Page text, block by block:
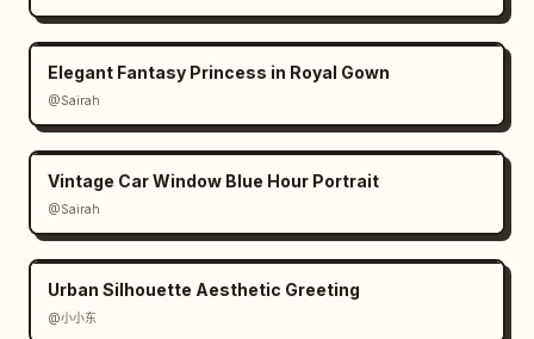
Elegant Fantasy Princess in Royal Gown
@Sairah
Vintage Car Window Blue Hour Portrait
@Sairah
Urban Silhouette Aesthetic Greeting
@小小东